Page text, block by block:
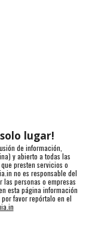
lugar!
de información,
y abierto a todas las
presten servicios o
no es responsable del
personas o empresas
esta página información
favor repórtalo en el